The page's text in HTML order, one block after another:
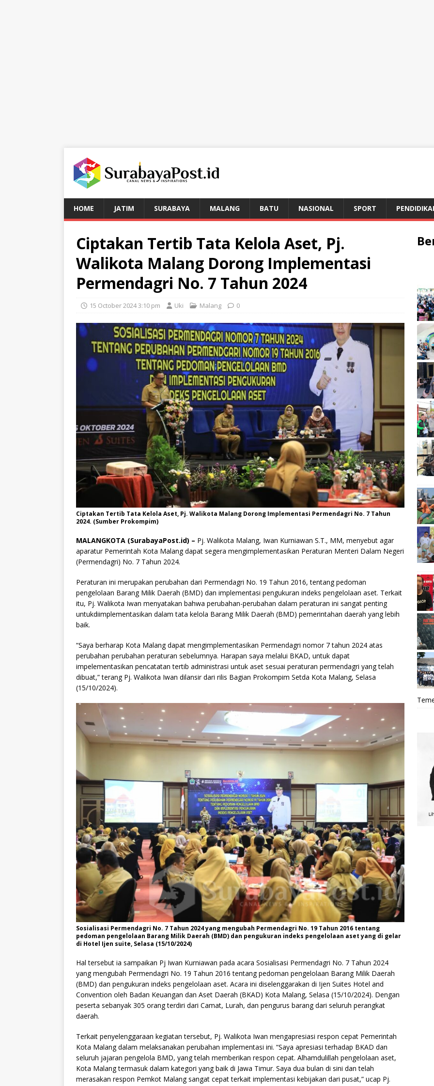
HOME JATIM SURABAYA MALANG BATU NASIONAL SPORT
Ciptakan Tertib Tata Kelola Aset, Pj.
Walikota Malang Dorong Implementasi
Permendagri No. 7 Tahun 2024
15 October 2024 3:10 pm Uki Malang 0
Ciptakan Tertib Tata Kelola Aset, Pj. Walikota Malang Dorong Implementasi Permendagri No. 7 Tahun
2024. (Sumber Prokompim)
MALANGKOTA (SurabayaPost.id) – Pj. Walikota Malang, Iwan Kurniawan S.T., MM, menyebut agar
aparatur Pemerintah Kota Malang dapat segera mengimplementasikan Peraturan Menteri Dalam Negeri
(Permendagri) No. 7 Tahun 2024.
Peraturan ini merupakan perubahan dari Permendagri No. 19 Tahun 2016, tentang pedoman
pengelolaan Barang Milik Daerah (BMD) dan implementasi pengukuran indeks pengelolaan aset. Terkait
itu, Pj. Walikota Iwan menyatakan bahwa perubahan-perubahan dalam peraturan ini sangat penting
untukdiimplementasikan dalam tata kelola Barang Milik Daerah (BMD) pemerintahan daerah yang lebih
baik.
“Saya berharap Kota Malang dapat mengimplementasikan Permendagri nomor 7 tahun 2024 atas
perubahan perubahan peraturan sebelumnya. Harapan saya melalui BKAD, untuk dapat
impelementasikan pencatatan tertib administrasi untuk aset sesuai peraturan permendagri yang telah
dibuat,” terang Pj. Walikota Iwan dilansir dari rilis Bagian Prokompim Setda Kota Malang, Selasa
(15/10/2024).
Sosialisasi Permendagri No. 7 Tahun 2024 yang mengubah Permendagri No. 19 Tahun 2016 tentang
pedoman pengelolaan Barang Milik Daerah (BMD) dan pengukuran indeks pengelolaan aset yang di gelar
di Hotel Ijen suite, Selasa (15/10/2024)
Hal tersebut ia sampaikan Pj Iwan Kurniawan pada acara Sosialisasi Permendagri No. 7 Tahun 2024
yang mengubah Permendagri No. 19 Tahun 2016 tentang pedoman pengelolaan Barang Milik Daerah
(BMD) dan pengukuran indeks pengelolaan aset. Acara ini diselenggarakan di Ijen Suites Hotel and
Convention oleh Badan Keuangan dan Aset Daerah (BKAD) Kota Malang, Selasa (15/10/2024). Dengan
peserta sebanyak 305 orang terdiri dari Camat, Lurah, dan pengurus barang dari seluruh perangkat
daerah.
Terkait penyelenggaraan kegiatan tersebut, Pj. Walikota Iwan mengapresiasi respon cepat Pemerintah
Kota Malang dalam melaksanakan perubahan implementasi ini. “Saya apresiasi terhadap BKAD dan
seluruh jajaran pengelola BMD, yang telah memberikan respon cepat. Alhamdulillah pengelolaan aset,
Kota Malang termasuk dalam kategori yang baik di Jawa Timur. Saya dua bulan di sini dan telah
merasakan respon Pemkot Malang sangat cepat terkait implementasi kebijakan dari pusat,” ucap Pj.